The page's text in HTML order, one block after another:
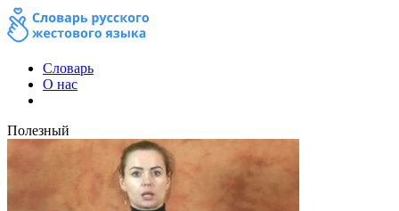
Словарь
О нас
Полезный